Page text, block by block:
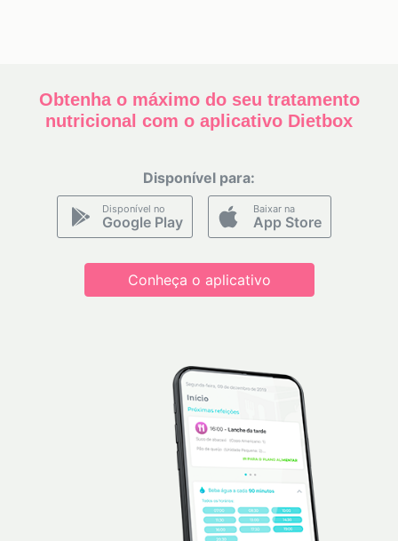
Obtenha o máximo do seu tratamento
nutricional com o aplicativo Dietbox
Disponível para:
Disponível no
Google Play
Baixar na
App Store
Conheça o aplicativo